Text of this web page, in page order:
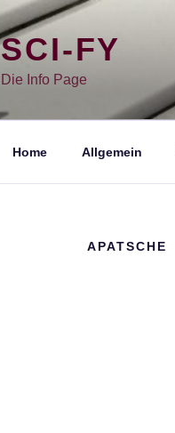
SCI-FY
Die Info Page
Home Allgemein
APATSCHE